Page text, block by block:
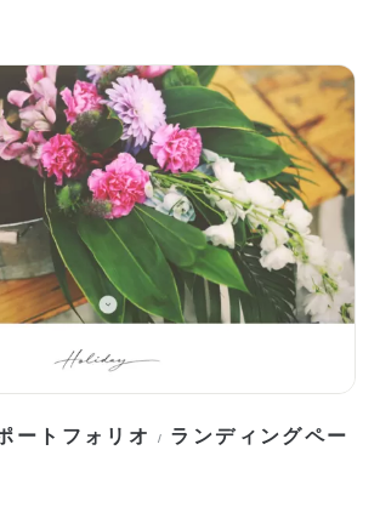
ートフォリオ / ランディングペー